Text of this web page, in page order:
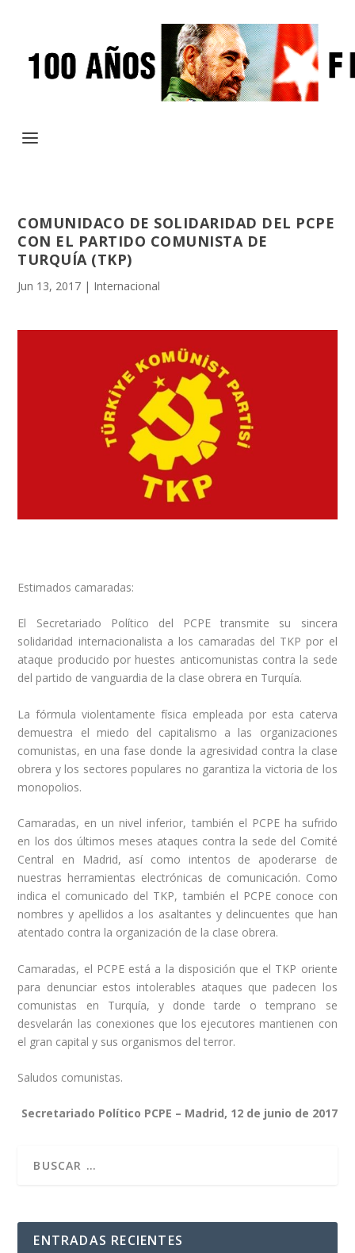
COMUNIDACO DE SOLIDARIDAD DEL PCPE
CON EL PARTIDO COMUNISTA DE
TURQUÍA (TKP)
Jun 13, 2017 | Internacional
Estimados camaradas:
El Secretariado Político del PCPE transmite su sincera
solidaridad internacionalista a los camaradas del TKP por el
ataque producido por huestes anticomunistas contra la sede
del partido de vanguardia de la clase obrera en Turquía.
La fórmula violentamente física empleada por esta caterva
demuestra el miedo del capitalismo a las organizaciones
comunistas, en una fase donde la agresividad contra la clase
obrera y los sectores populares no garantiza la victoria de los
monopolios.
Camaradas, en un nivel inferior, también el PCPE ha sufrido
en los dos últimos meses ataques contra la sede del Comité
Central en Madrid, así como intentos de apoderarse de
nuestras herramientas electrónicas de comunicación. Como
indica el comunicado del TKP, también el PCPE conoce con
nombres y apellidos a los asaltantes y delincuentes que han
atentado contra la organización de la clase obrera.
Camaradas, el PCPE está a la disposición que el TKP oriente
para denunciar estos intolerables ataques que padecen los
comunistas en Turquía, y donde tarde o temprano se
desvelarán las conexiones que los ejecutores mantienen con
el gran capital y sus organismos del terror.
Saludos comunistas.
Secretariado Político PCPE – Madrid, 12 de junio de 2017
ENTRADAS RECIENTES